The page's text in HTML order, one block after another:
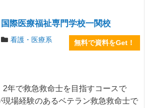
国際医療福祉専門学校一関校
看護・医療系 無料で資料をGet！
2年で救急救命士を目指すコースで
現場経験のあるベテラン救急救命士で